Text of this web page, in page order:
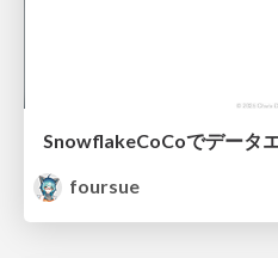
SnowflakeCoCoでデータ
foursue